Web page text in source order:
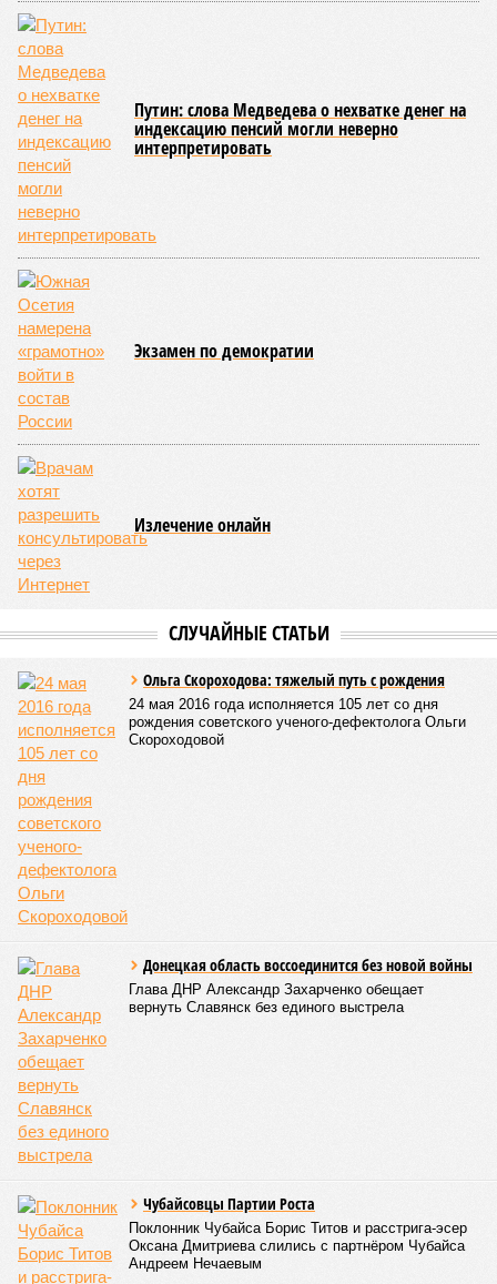
Путин: слова Медведева о нехватке денег на
индексацию пенсий могли неверно
интерпретировать
Экзамен по демократии
Излечение онлайн
СЛУЧАЙНЫЕ СТАТЬИ
Ольга Скороходова: тяжелый путь с рождения
24 мая 2016 года исполняется 105 лет со дня
рождения советского ученого-дефектолога Ольги
Скороходовой
Донецкая область воссоединится без новой войны
Глава ДНР Александр Захарченко обещает
вернуть Славянск без единого выстрела
Чубайсовцы Партии Роста
Поклонник Чубайса Борис Титов и расстрига-эсер
Оксана Дмитриева слились с партнёром Чубайса
Андреем Нечаевым